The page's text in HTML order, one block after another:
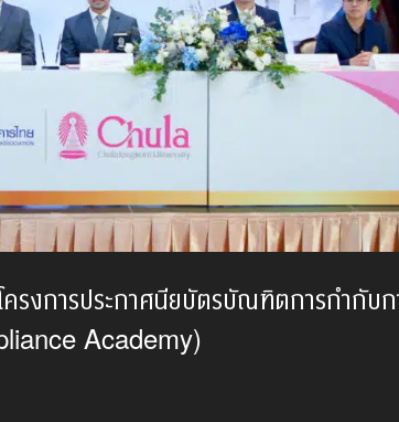
รงการประกาศนียบัตรบัณฑิตการกำกับ
Academy)